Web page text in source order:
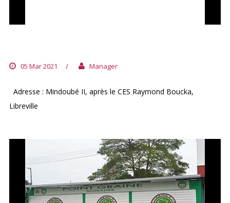
05 Mar 2021 / Manager
Adresse : Mindoubé II, après le CES Raymond Boucka,
Libreville